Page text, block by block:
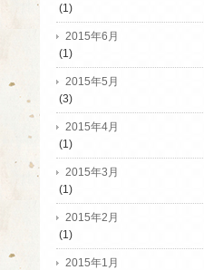
(1)
2015年6月
(1)
2015年5月
(3)
2015年4月
(1)
2015年3月
(1)
2015年2月
(1)
2015年1月